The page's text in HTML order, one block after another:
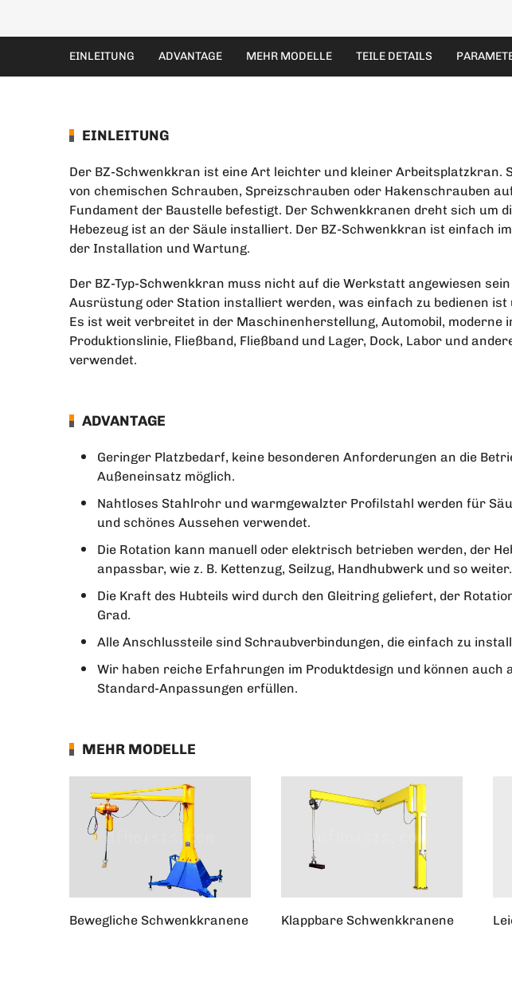
EINLEITUNG ADVANTAGE MEHR MODELLE TEILE DETAILS
EINLEITUNG
Der BZ-Schwenkkran ist eine Art leichter und kleiner Arbeitsplatzkran.
von chemischen Schrauben, Spreizschrauben oder Hakenschrauben
Fundament der Baustelle befestigt. Der Schwenkkranen dreht sich um
Hebezeug ist an der Säule installiert. Der BZ-Schwenkkran ist einfach
der Installation und Wartung.
Der BZ-Typ-Schwenkkran muss nicht auf die Werkstatt angewiesen
Ausrüstung oder Station installiert werden, was einfach zu bedienen ist
Es ist weit verbreitet in der Maschinenherstellung, Automobil, moderne
Produktionslinie, Fließband, Fließband und Lager, Dock, Labor und
verwendet.
ADVANTAGE
Geringer Platzbedarf, keine besonderen Anforderungen an die
Außeneinsatz möglich.
Nahtloses Stahlrohr und warmgewalzter Profilstahl werden für
und schönes Aussehen verwendet.
Die Rotation kann manuell oder elektrisch betrieben werden, der
anpassbar, wie z. B. Kettenzug, Seilzug, Handhubwerk und so weiter.
Die Kraft des Hubteils wird durch den Gleitring geliefert, der
Grad.
Alle Anschlussteile sind Schraubverbindungen, die einfach zu
Wir haben reiche Erfahrungen im Produktdesign und können auch
Standard-Anpassungen erfüllen.
MEHR MODELLE
Bewegliche Schwenkkranene Klappbare Schwenkkranene